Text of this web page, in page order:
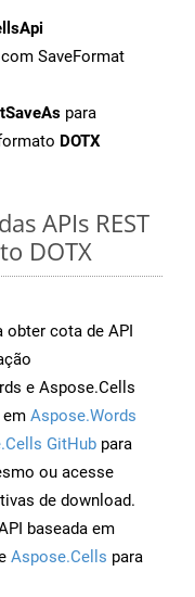
SaveFormat
para
DOTX
APIs REST
DOTX
obter cota de API
e Aspose.Cells
em Aspose.Words
GitHub para
ou acesse
de download.
baseada em
Aspose.Cells para